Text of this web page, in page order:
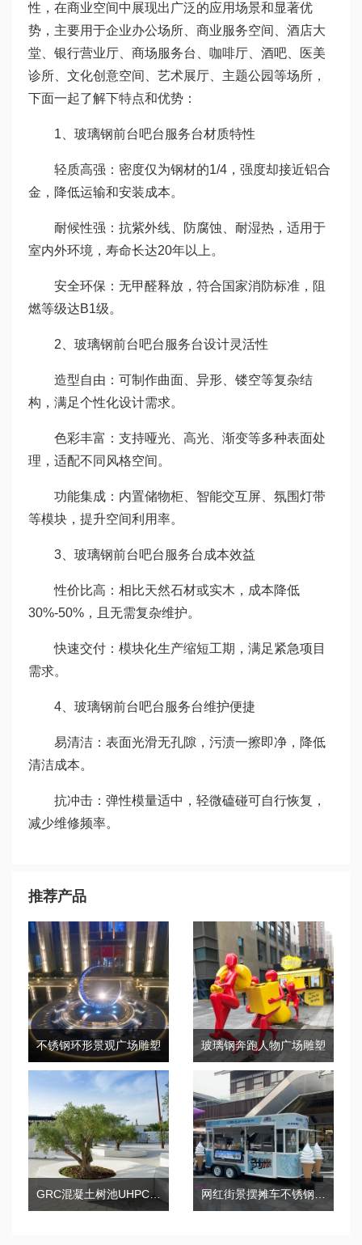
性，在商业空间中展现出广泛的应用场景和显著优
势，主要用于企业办公场所、商业服务空间、酒店大
堂、银行营业厅、商场服务台、咖啡厅、酒吧、医美
诊所、文化创意空间、艺术展厅、主题公园等场所，
下面一起了解下特点和优势：
1、玻璃钢前台吧台服务台材质特性
轻质高强：密度仅为钢材的1/4，强度却接近铝合
金，降低运输和安装成本。
耐候性强：抗紫外线、防腐蚀、耐湿热，适用于
室内外环境，寿命长达20年以上。
安全环保：无甲醛释放，符合国家消防标准，阻
燃等级达B1级。
2、玻璃钢前台吧台服务台设计灵活性
造型自由：可制作曲面、异形、镂空等复杂结
构，满足个性化设计需求。
色彩丰富：支持哑光、高光、渐变等多种表面处
理，适配不同风格空间。
功能集成：内置储物柜、智能交互屏、氛围灯带
等模块，提升空间利用率。
3、玻璃钢前台吧台服务台成本效益
性价比高：相比天然石材或实木，成本降低
30%-50%，且无需复杂维护。
快速交付：模块化生产缩短工期，满足紧急项目
需求。
4、玻璃钢前台吧台服务台维护便捷
易清洁：表面光滑无孔隙，污渍一擦即净，降低
清洁成本。
抗冲击：弹性模量适中，轻微磕碰可自行恢复，
减少维修频率。
推荐产品
不锈钢环形景观广场雕塑 玻璃钢奔跑人物广场雕塑
GRC混凝土树池UHPC异形景观花坛坐凳 网红街景摆摊车不锈钢艺术摆摊车